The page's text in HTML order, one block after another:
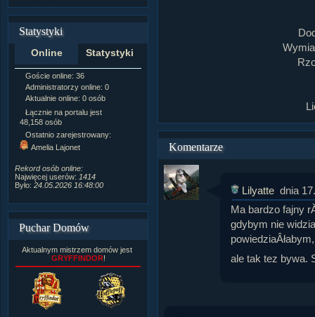
Statystyki
Online Statystyki
Goście online: 36
Administratorzy online: 0
Aktualnie online: 0 osób
Łącznie na portalu jest
48,158 osób
Ostatnio zarejestrowany:
Amelia Lajonet
Rekord osób online:
Najwięcej userów: 1414
Było: 24.05.2026 16:48:00
Komentarzy do materiałów:
Rozdanych pochwał:3,327
Puchar Domów
Aktualnym mistrzem domów jest
GRYFFINDOR!
Komentarze
Lilyatte dnia
Ma bardzo fajny
gdybym nie
ale tak tez bywa.